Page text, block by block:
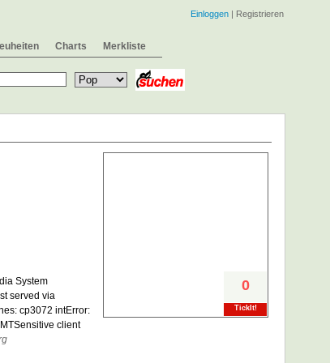
0
TickIt!
System
served via
cp3072 intError:
client
Charts Merkliste
Einloggen | Registrieren